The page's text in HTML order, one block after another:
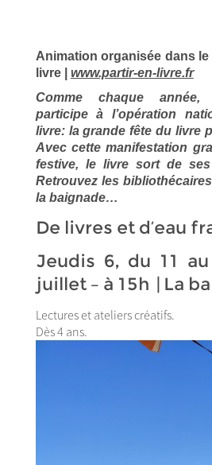
Animation organisée dans
livre | www.partir-en-livre.fr
Comme chaque année,
participe à l’opération
livre: la grande fête du livre
Avec cette manifestation
festive, le livre sort de
Retrouvezles bibliothécaires
la baignade…
De livres et d’eau
Jeudis 6, du 11
juillet – à 15h | La
Lectures et ateliers créatifs.
Dès 4 ans.